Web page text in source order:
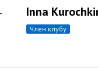
Inna
член клубу